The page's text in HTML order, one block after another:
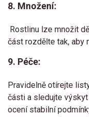
8. Množení:
Rostlinu lze množit
část rozdělte tak, aby
9. Péče:
Pravidelně otírejte
části a sledujte
ocení stabilní